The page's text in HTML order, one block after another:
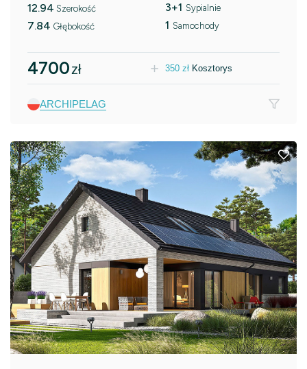
12.94 Szerokość
7.84 Głębokość
3+1 Sypialnie
1 Samochody
4700zł 350 zł Kosztorys
ARCHIPELAG